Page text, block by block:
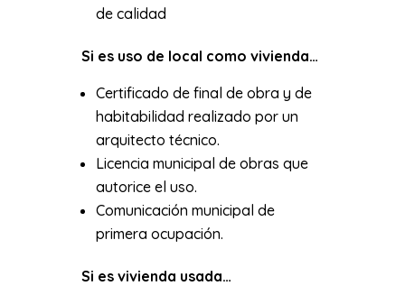
de calidad
Si es uso de local como vivienda…
Certificado de final de obra y de
habitabilidad realizado por un
arquitecto técnico.
Licencia municipal de obras que
autorice el uso.
Comunicación municipal de
primera ocupación.
Si es vivienda usada…